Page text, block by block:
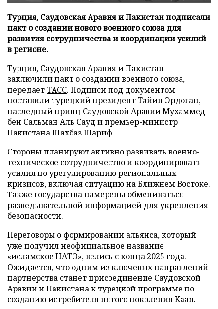
Турция, Саудовская Аравия и Пакистан подписали
пакт о создании нового военного союза для
развития сотрудничества и координации усилий
в регионе.
Турция, Саудовская Аравия и Пакистан
заключили пакт о создании военного союза,
передаетТАСС. Подписи под документом
поставили турецкий президент Тайип Эрдоган,
наследный принц Саудовской Аравии Мухаммед
бен Сальман Аль Сауд и премьер-министр
Пакистана Шахбаз Шариф.
Стороны планируют активно развивать военно-
техническое сотрудничество и координировать
усилия по урегулированию региональных
кризисов, включая ситуацию на Ближнем Востоке.
Также государства намерены обмениваться
разведывательной информацией для укрепления
безопасности.
Переговоры о формировании альянса, который
уже получил неофициальное название
«исламское НАТО», велись с конца 2025 года.
Ожидается, что одним из ключевых направлений
партнерства станет присоединение Саудовской
Аравии и Пакистана к турецкой программе по
созданию истребителя пятого поколения Kaan.